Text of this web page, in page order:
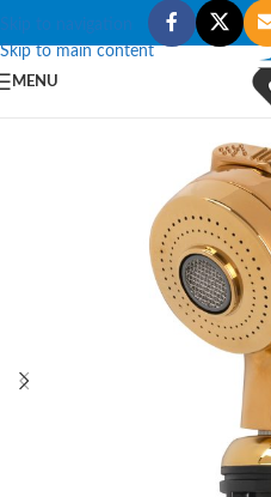
Skip to navigation
Skip to main content
MENU